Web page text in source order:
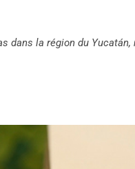
dans la région du